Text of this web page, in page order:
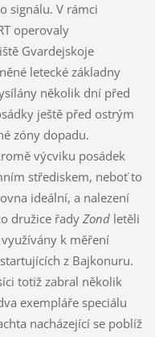
signálu. V rámci
operovaly
Gvardejskoje
letecké základny
několik dní před
ještě před ostrým
zóny dopadu.
výcviku posádek
střediskem, neboť to
ideální, a nalezení
družice řady Zondletěli
k měření
z Bajkonuru.
totiž zabral několik
exempláře speciálu
nacházející se poblíž